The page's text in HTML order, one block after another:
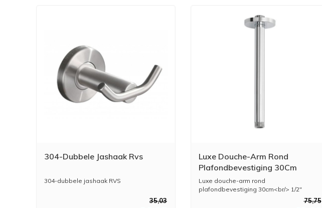
304-Dubbele Jashaak Rvs
304-dubbele jashaak RVS
35,03
Luxe Douche-Arm Rond
Plafondbevestiging 30Cm
Chroom
Luxe douche-arm rond
plafondbevestiging 30cm<br/> 1/2"
75,75